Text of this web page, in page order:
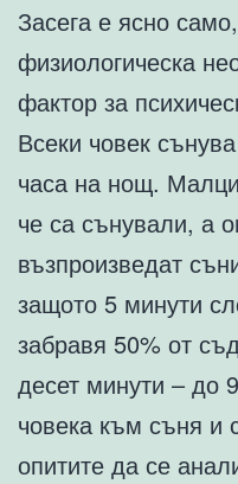
Засега е ясно
физиологическа
фактор за
Всеки човек
часа на нощ.
че са сънували, а
възпроизведат
защото 5 минути
забравя 50% от
десет минути – до
човека към съня и
опитите да се